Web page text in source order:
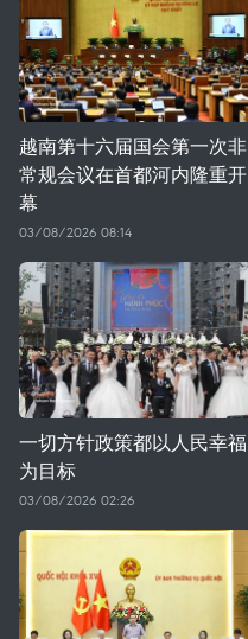
越南第十六届国会第一次非
常规会议在首都河内隆重开
幕
03/08/2026 08:14
一切方针政策都以人民幸福
为目标
03/08/2026 02:26